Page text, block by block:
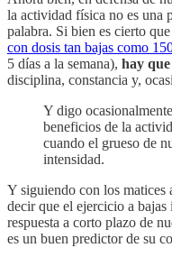
la actividad física no es una
palabra. Si bien es cierto que
con dosis tan bajas como
5 días a la semana), hay
disciplina, constancia y,
Y digo
beneficios de la
cuando el grueso de
intensidad.
Y siguiendo con los matices
decir que el ejercicio a bajas
respuesta a corto plazo de
es un buen predictor de su